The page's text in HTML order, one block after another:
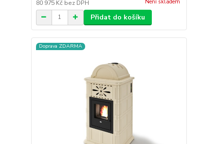
80 975 Kč bez DPH Není skladem
Přidat do košíku
Doprava ZDARMA